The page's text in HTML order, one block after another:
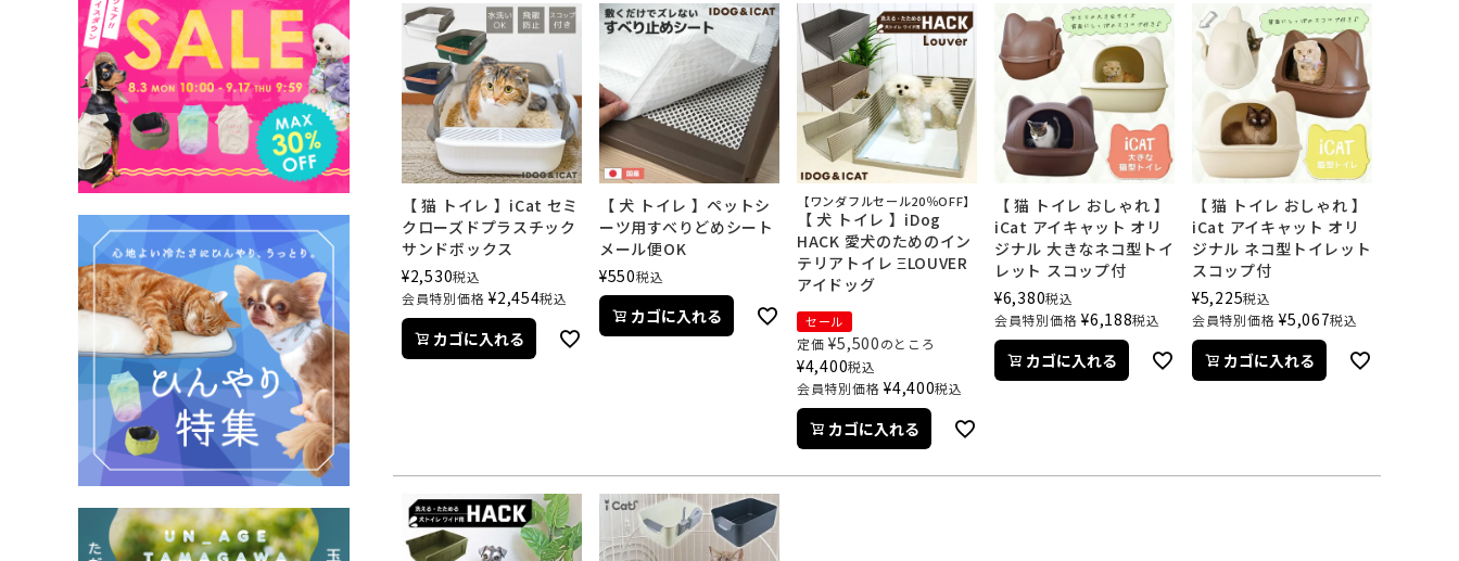
【 猫 トイレ 】iCat セミ
クローズドプラスチック
サンドボックス
¥2,530税込
会員特別価格 ¥2,454税込
カゴに入れる
【 犬 トイレ 】ペットシ
ーツ用すべりどめシート
メール便OK
¥550税込
カゴに入れる
【ワンダフルセール20％OFF】
【 犬 トイレ 】iDog
HACK 愛犬のためのイン
テリアトイレ ΞLOUVER
アイドッグ
セール
定価 ¥5,500のところ
¥4,400税込
会員特別価格 ¥4,400税込
カゴに入れる
【 猫 トイレ おしゃれ 】
iCat アイキャット オリ
ジナル 大きなネコ型トイ
レット スコップ付
¥6,380税込
会員特別価格 ¥6,188税込
カゴに入れる
【 猫 トイレ おしゃれ 】
iCat アイキャット オリ
ジナル ネコ型トイレット
スコップ付
¥5,225税込
会員特別価格 ¥5,067税込
カゴに入れる